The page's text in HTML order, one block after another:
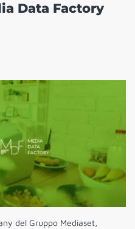
Data Factory
del Gruppo Mediaset,